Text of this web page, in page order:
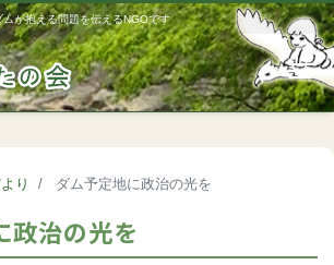
が抱える問題を伝えるNGOです
り ダム予定地に政治の光を
政治の光を